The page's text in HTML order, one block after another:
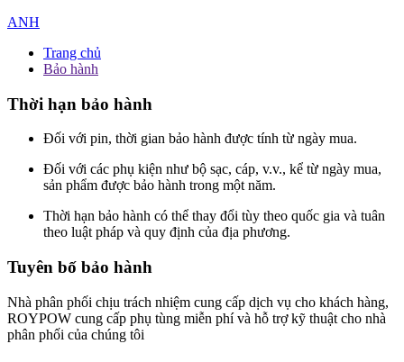
ANH
Trang chủ
Bảo hành
Thời hạn bảo hành
Đối với pin, thời gian bảo hành được tính từ ngày mua.
Đối với các phụ kiện như bộ sạc, cáp, v.v., kể từ ngày mua,
sản phẩm được bảo hành trong một năm.
Thời hạn bảo hành có thể thay đổi tùy theo quốc gia và tuân
theo luật pháp và quy định của địa phương.
Tuyên bố bảo hành
Nhà phân phối chịu trách nhiệm cung cấp dịch vụ cho khách hàng,
ROYPOW cung cấp phụ tùng miễn phí và hỗ trợ kỹ thuật cho nhà
phân phối của chúng tôi